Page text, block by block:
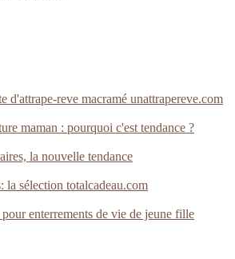
d'attrape-reve macramé unattrapereve.com
maman : pourquoi c'est tendance ?
la nouvelle tendance
la sélection totalcadeau.com
pour enterrements de vie de jeune fille